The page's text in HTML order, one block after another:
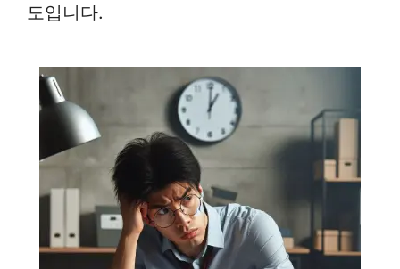
도입니다.